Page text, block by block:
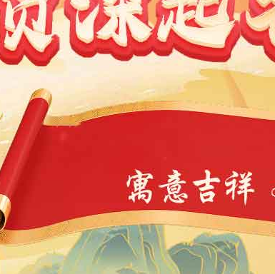
1945 1944 1943 1942 1941 1940
1939
1922 1921 1920 1919 1918
1917
1900
9 7 6 5 4 1
37 33 32 31 30
29
2 1 0